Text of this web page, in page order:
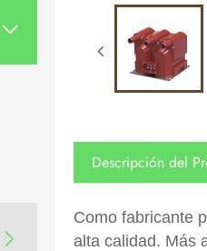


Descripción del
Como fabricante
alta calidad. Más